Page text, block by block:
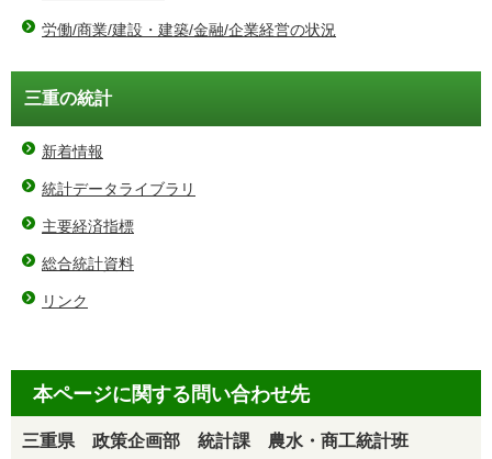
労働/商業/建設・建築/金融/企業経営の状況
三重の統計
新着情報
統計データライブラリ
主要経済指標
総合統計資料
リンク
本ページに関する問い合わせ先
三重県 政策企画部 統計課 農水・商工統計班